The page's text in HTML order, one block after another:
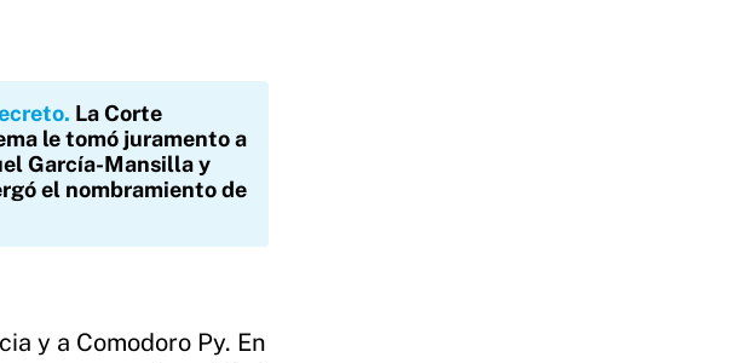
La Corte
le tomó juramento a
García-Mansilla y
el nombramiento de
y a Comodoro Py. En